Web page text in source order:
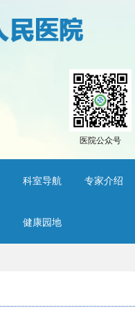
医院公众号
科室导航 专家介绍
健康园地